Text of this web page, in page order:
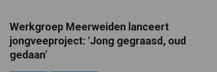
Werkgroep Meerweiden lanceert
jongveeproject: ‘Jong gegraasd, oud
gedaan’